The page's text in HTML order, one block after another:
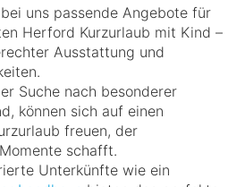
uns passende Angebote für
Herford Kurzurlaub mit Kind –
Ausstattung und
Suche nach besonderer
können sich auf einen
freuen, der
schafft.
Unterkünfte wie ein